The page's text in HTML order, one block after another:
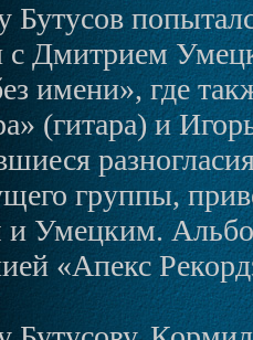
Бутусов
Дмитрием
имени», где
(гитара) и
группы,
и Умецким.
«Апекс